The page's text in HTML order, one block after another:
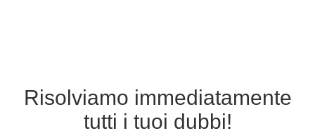
Risolviamo immediatamente
tutti i tuoi dubbi!